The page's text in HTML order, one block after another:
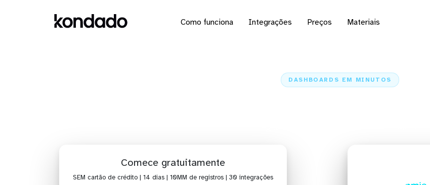
Como funciona Integrações Preços Materiais
DASHBOARDS EM MINUTOS
Comece gratuitamente
SEM cartão de crédito | 14 dias | 10MM de registros | 30 integrações